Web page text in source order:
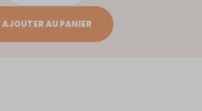
Saint-
AJOUTER AU PANIER